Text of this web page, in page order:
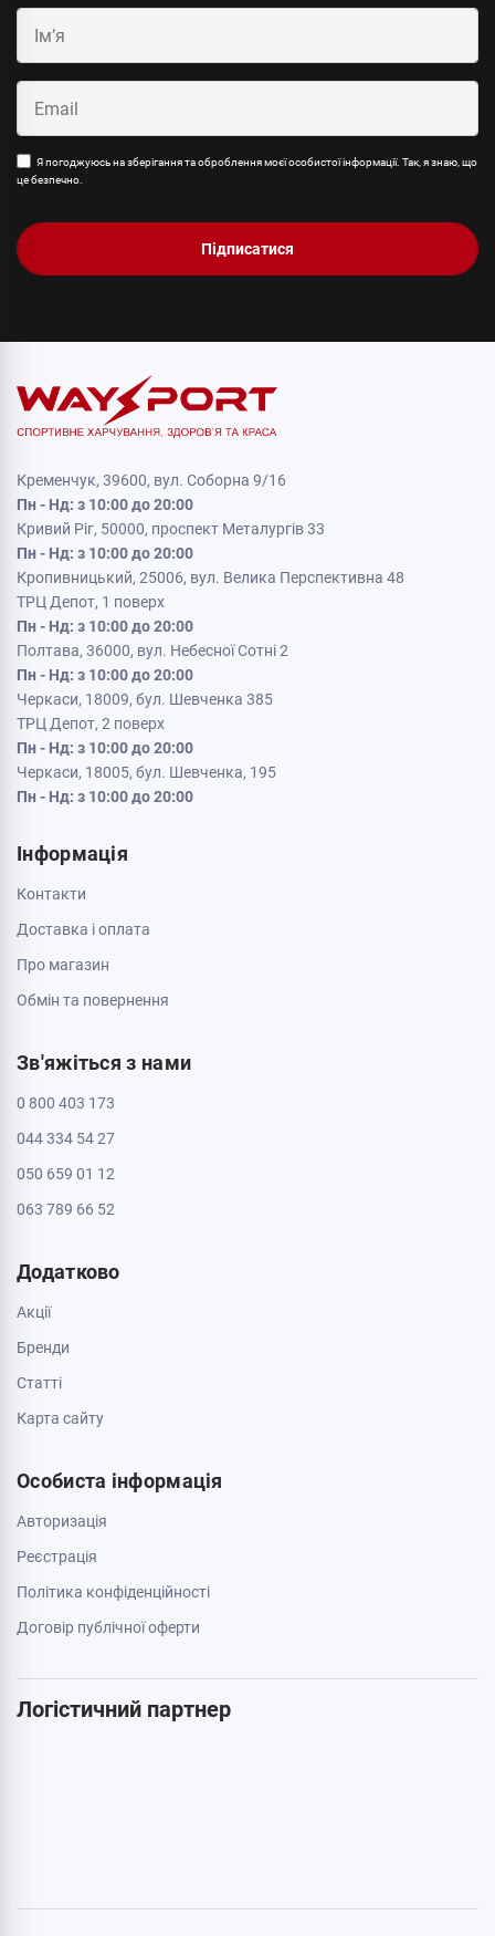
Я погоджуюсь на зберігання та оброблення моєї особистої інформації. Так, я знаю, що
це безпечно.
Підписатися
Кременчук, 39600, вул. Соборна 9/16
Пн - Нд: з 10:00 до 20:00
Кривий Ріг, 50000, проспект Металургів 33
Кропивницький, 25006, вул. Велика Перспективна 48
Полтава, 36000, вул. Небесної Сотні 2
Пн - Нд: з 10:00 до 20:00
ТРЦ Депот, 2 поверх
Черкаси, 18005, бул. Шевченка, 195
Інформація
Контакти
Доставка і оплата
Обмін та повернення
Зв'яжіться з нами
0 800 403 173
044 334 54 27
063 789 66 52
Додатково
Акції
Бренди
Карта сайту
Договір публічної оферти